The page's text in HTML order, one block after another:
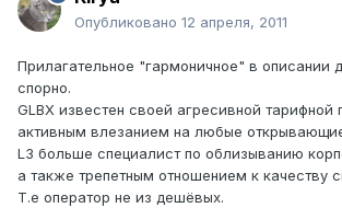
Опубликовано 12 апреля, 2011
Прилагательное "гармоничное" в описании
спорно.
GLBX известен своей агресивной тарифной
активным влезанием на любые
L3 больше специалист по облизыванию
а также трепетным отношением к качеству
Т.е оператор не из дешёвых.